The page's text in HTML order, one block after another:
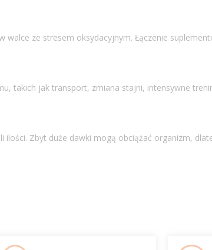
walce ze stresem oksydacyjnym. Łączenie
takich jak transport, zmiana stajni, intensywne
Zbyt duże dawki mogą obciążać organizm,